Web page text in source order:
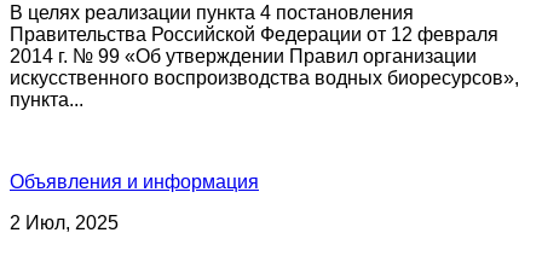
В целях реализации пункта 4 постановления
Правительства Российской Федерации от 12 февраля
2014 г. № 99 «Об утверждении Правил организации
искусственного воспроизводства водных биоресурсов»,
пункта...
Объявления и информация
2 Июл, 2025